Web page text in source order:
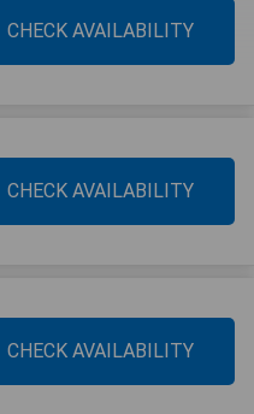
CHECK AVAILABILITY
CHECK AVAILABILITY
CHECK AVAILABILITY